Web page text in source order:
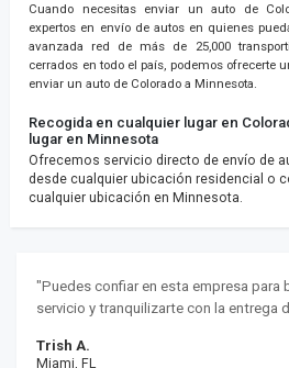
Cuando necesitas enviar un auto de
expertos en envío de autos en quienes
avanzada red de más de 25,000
cerrados en todo el país, podemos ofrecerte
enviar un auto de Colorado a Minnesota.
Recogida en cualquier lugar en
lugar en Minnesota
Ofrecemos servicio directo de envío de
desde cualquier ubicación residencial o
cualquier ubicación en Minnesota.
"Puedes confiar en esta empresa para
servicio y tranquilizarte con la entrega
Trish A.
Miami, FL